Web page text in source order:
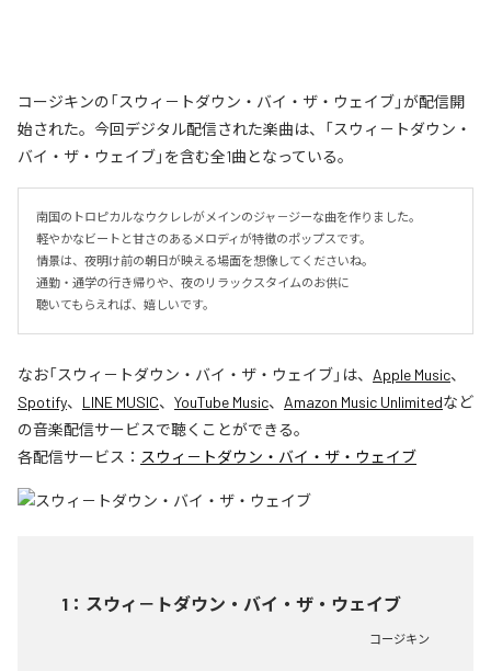
コージキンの「スウィ－トダウン・バイ・ザ・ウェイブ」が配信開
始された。今回デジタル配信された楽曲は、「スウィ－トダウン・
バイ・ザ・ウェイブ」を含む全1曲となっている。
南国のトロピカルなウクレレがメインのジャ－ジーな曲を作りました。
軽やかなビートと甘さのあるメロディが特徴のポップスです。
情景は、夜明け前の朝日が映える場面を想像してくださいね。
通勤・通学の行き帰りや、夜のリラックスタイムのお供に
聴いてもらえれば、嬉しいです。
なお「スウィ－トダウン・バイ・ザ・ウェイブ」は、 Apple Music、
Spotify、 LINE MUSIC、 YouTube Music、 Amazon Music Unlimitedなど
の音楽配信サービスで聴くことができる。
各配信サービス： スウィ－トダウン・バイ・ザ・ウェイブ
1 ： スウィ－トダウン・バイ・ザ・ウェイブ
コージキン